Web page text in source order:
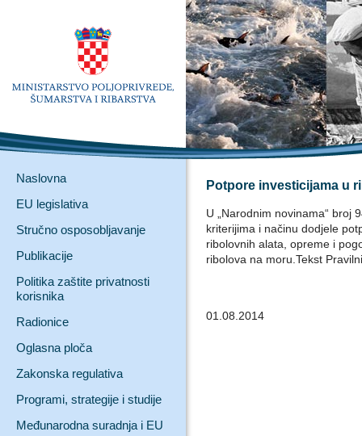
Naslovna
EU legislativa
Stručno osposobljavanje
Publikacije
Politika zaštite privatnosti
korisnika
Radionice
Oglasna ploča
Zakonska regulativa
Programi, strategije i studije
Međunarodna suradnja i EU
Potpore investicijama u
U „Narodnim novinama“ broj
kriterijima i načinu dodjele
ribolovnih alata, opreme i
ribolova na moru.Tekst
01.08.2014